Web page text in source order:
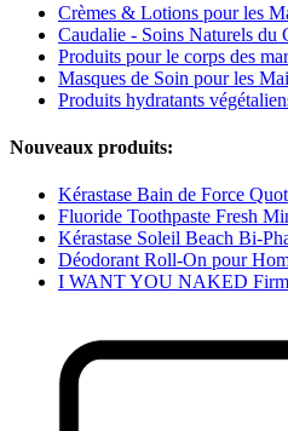
Crèmes & Lotions pour les
Caudalie - Soins Naturels du
Produits pour le corps des
Masques de Soin pour les
Produits hydratants
Nouveaux produits:
Kérastase Bain de Force
Fluoride Toothpaste Fresh
Kérastase Soleil Beach Bi-
Déodorant Roll-On pour
I WANT YOU NAKED